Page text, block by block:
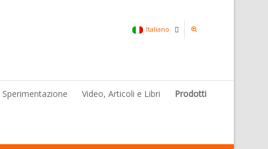
Italiano
Italiano
Sperimentazione Video, Articoli e Libri Prodotti